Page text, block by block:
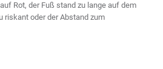
Rot, der Fuß stand zu lange auf dem
riskant oder der Abstand zum